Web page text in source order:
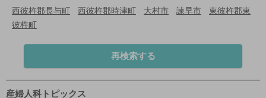
西彼杵郡長与町 西彼杵郡時津町 大村市 諫早市
東彼杵郡東
彼杵町
再検索する
産婦人科トピックス